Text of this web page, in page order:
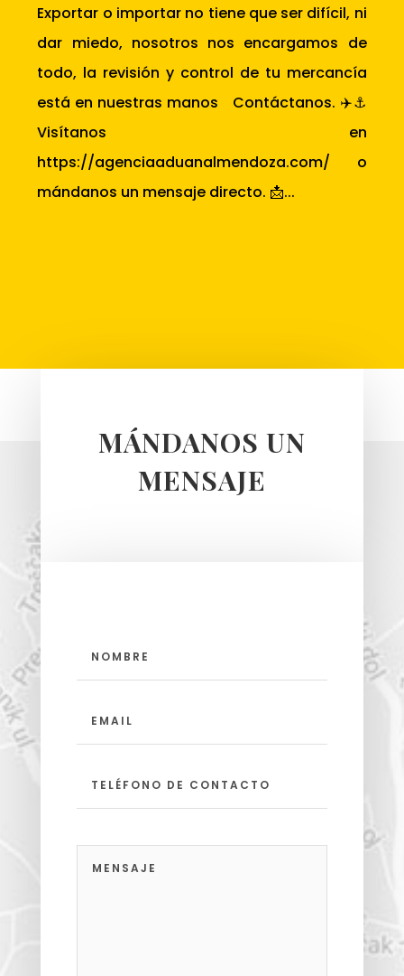
Exportar o importar no tiene que ser difícil, ni
dar miedo, nosotros nos encargamos de
todo, la revisión y control de tu mercancía
está en nuestras manos Contáctanos. ✈️⚓
Visítanos en
https://agenciaaduanalmendoza.com/ o
mándanos un mensaje directo. 📩...
MÁNDANOS UN
MENSAJE